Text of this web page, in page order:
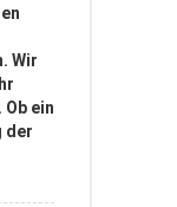
Wir
ein
der